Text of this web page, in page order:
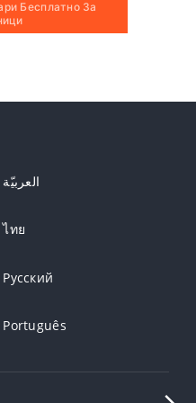
Бесплатно За
العربيّة
ไทย
Русский
Português